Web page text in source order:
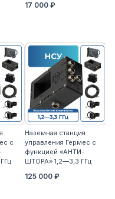
17 000 ₽
с
Наземная станция
управления Гермес с
функцией «АНТИ-
ШТОРА» 1,2—3,3 ГГц
125 000 ₽